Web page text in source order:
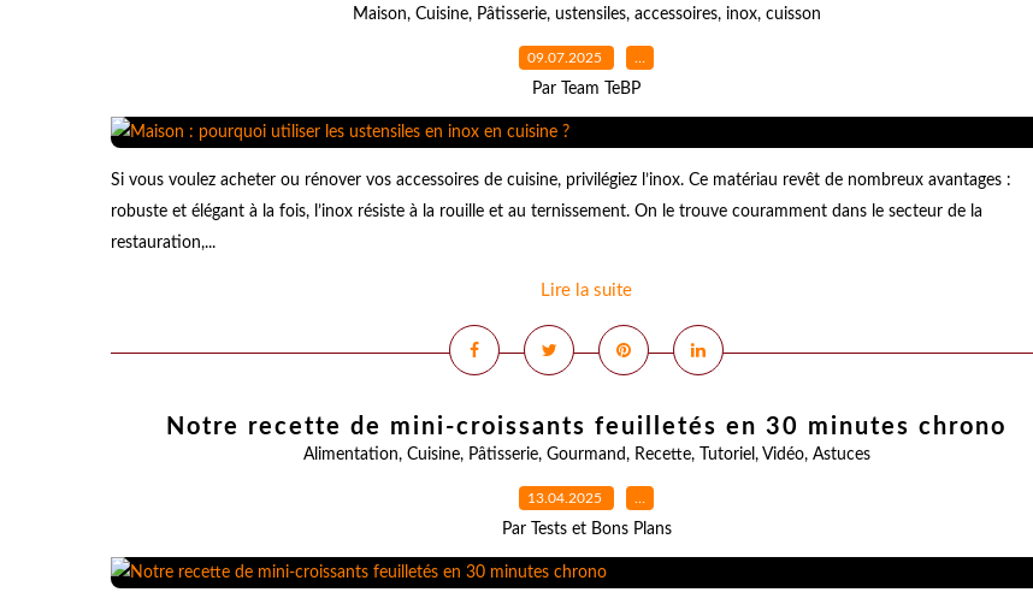
Maison, Cuisine, Pâtisserie, ustensiles, accessoires, inox, cuisson
09.07.2025 …
Par Team TeBP
Si vous voulez acheter ou rénover vos accessoires de cuisine, privilégiez l’inox. Ce matériau revêt de nombreux avantages :
robuste et élégant à la fois, l’inox résiste à la rouille et au ternissement. On le trouve couramment dans le secteur de la
restauration,...
Lire la suite
Notre recette de mini-croissants feuilletés en 30 minutes chrono
Alimentation, Cuisine, Pâtisserie, Gourmand, Recette, Tutoriel , Vidéo, Astuces
13.04.2025 …
Par Tests et Bons Plans